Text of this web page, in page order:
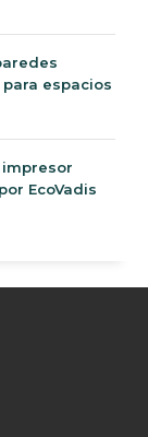
espacios
EcoVadis